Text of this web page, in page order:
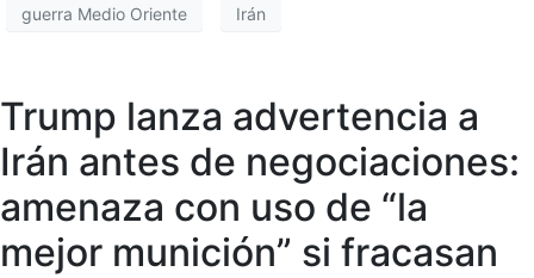
guerra Medio Oriente Irán
Trump lanza advertencia a
Irán antes de negociaciones:
amenaza con uso de “la
mejor munición” si fracasan